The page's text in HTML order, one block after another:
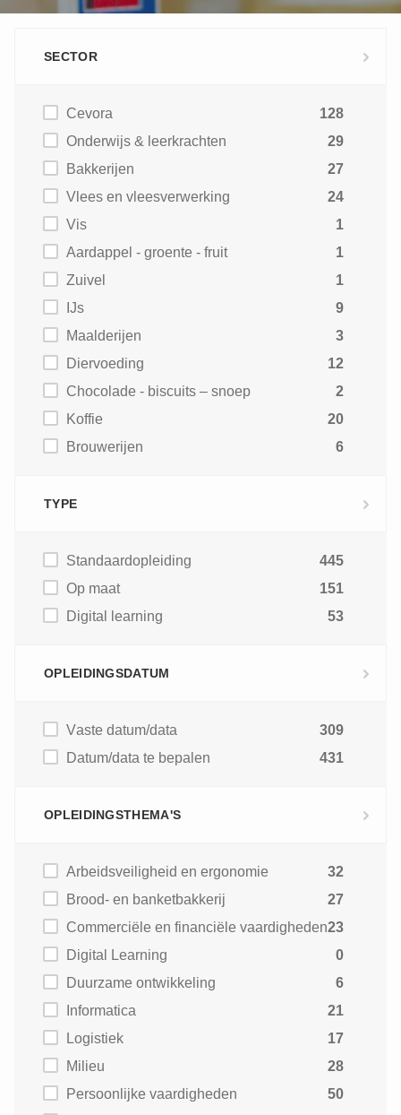
SECTOR
Cevora
128
Onderwijs & leerkrachten
29
Bakkerijen
27
Vlees en vleesverwerking
24
Vis
1
Aardappel - groente - fruit
1
Zuivel
1
IJs
9
Maalderijen
3
Diervoeding
12
Chocolade - biscuits – snoep
2
Koffie
20
Brouwerijen
6
TYPE
Standaardopleiding
445
Op maat
151
Digital learning
53
OPLEIDINGSDATUM
Vaste datum/data
309
Datum/data te bepalen
431
OPLEIDINGSTHEMA'S
Arbeidsveiligheid en ergonomie
32
Brood- en banketbakkerij
27
Commerciële en financiële vaardigheden23
Digital Learning
0
Duurzame ontwikkeling
6
Informatica
21
Logistiek
17
Milieu
28
Persoonlijke vaardigheden
50